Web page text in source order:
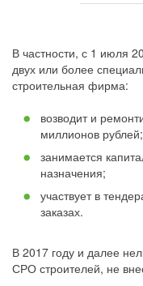
В частности, с 1 июля
двух или более
строительная фирма:
возводит и
миллионов рублей;
занимается
назначения;
участвует в
заказах.
В 2017 году и далее
СРО строителей, не